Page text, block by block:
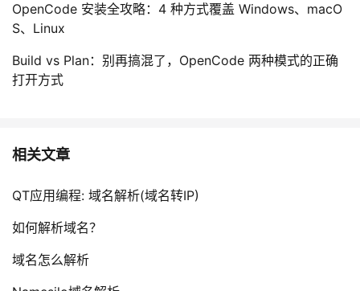
OpenCode 安装全攻略：4 种方式覆盖 Windows、macO
S、Linux
Build vs Plan：别再搞混了，OpenCode 两种模式的正确
打开方式
相关文章
QT应用编程: 域名解析(域名转IP)
如何解析域名？
域名怎么解析